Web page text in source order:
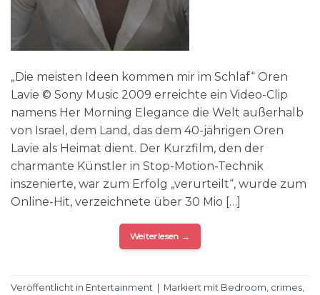
„Die meisten Ideen kommen mir im Schlaf“ Oren
Lavie © Sony Music 2009 erreichte ein Video-Clip
namens Her Morning Elegance die Welt außerhalb
von Israel, dem Land, das dem 40-jährigen Oren
Lavie als Heimat dient. Der Kurzfilm, den der
charmante Künstler in Stop-Motion-Technik
inszenierte, war zum Erfolg „verurteilt“, wurde zum
Online-Hit, verzeichnete über 30 Mio […]
Weiterlesen →
Veröffentlicht in Entertainment | Markiert mit Bedroom crimes